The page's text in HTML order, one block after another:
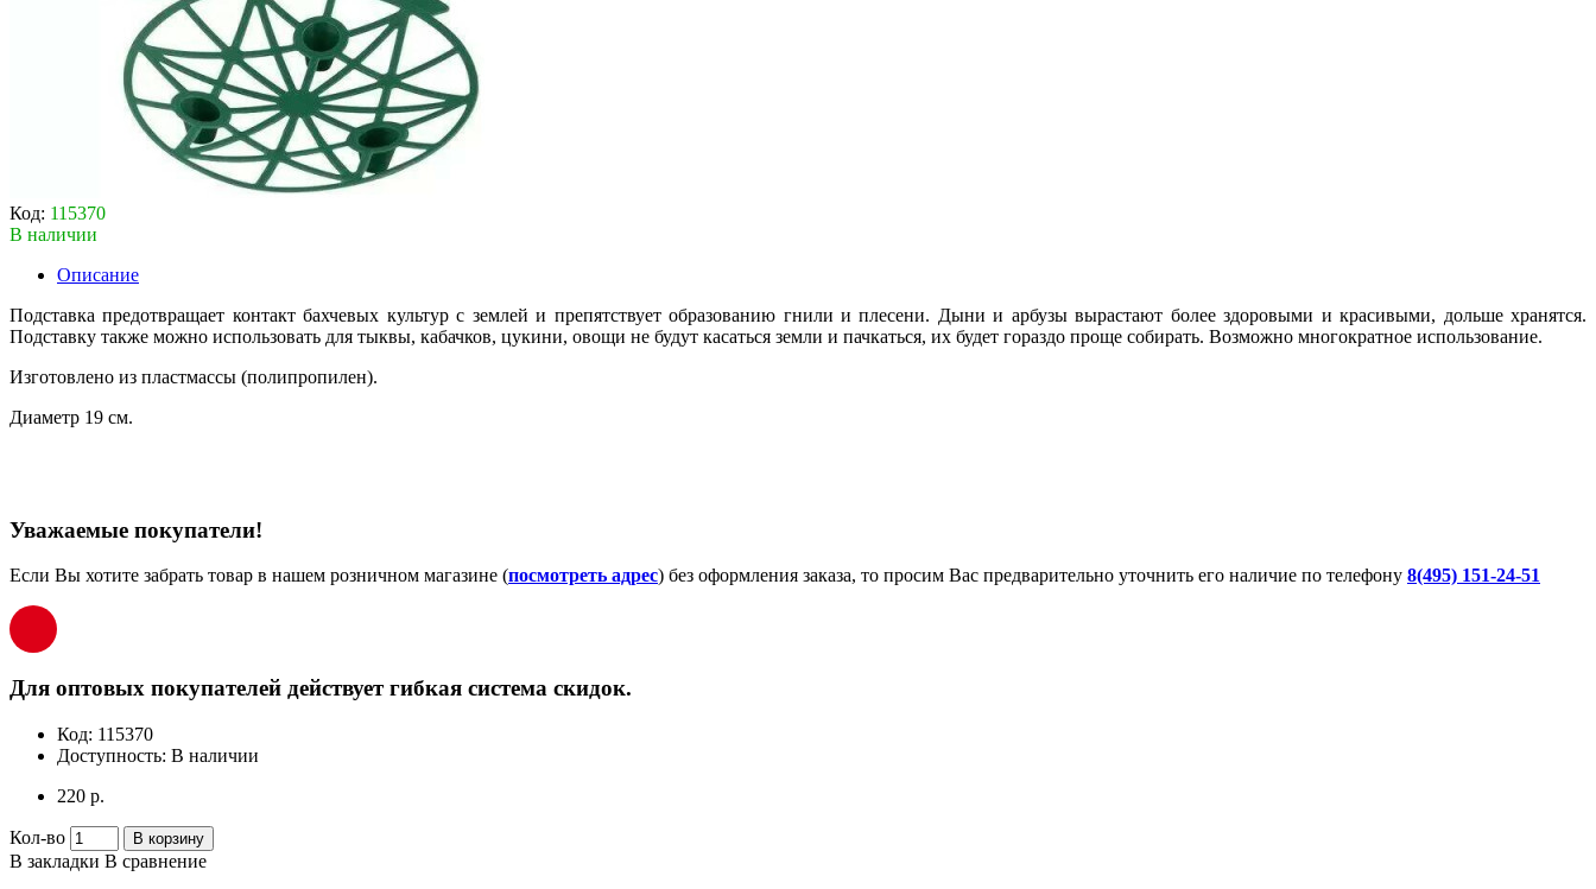
Код: 115370
В наличии
Описание
Подставка предотвращает контакт бахчевых культур с землей и препятствует образованию гнили и плесени. Дыни и арбузы вырастают более здоровыми и красивыми, дольше хранятся.
Подставку также можно использовать для тыквы, кабачков, цукини, овощи не будут касаться земли и пачкаться, их будет гораздо проще собирать. Возможно многократное использование.
Изготовлено из пластмассы (полипропилен).
Диаметр 19 см.
Уважаемые покупатели!
Если Вы хотите забрать товар в нашем розничном магазине (посмотреть адрес) без оформления заказа, то просим Вас предварительно уточнить его наличие по телефону 8(495) 151-24-51
Для оптовых покупателей действует гибкая система скидок.
Код: 115370
Доступность: В наличии
220 р.
Кол-во В корзину
В закладки В сравнение